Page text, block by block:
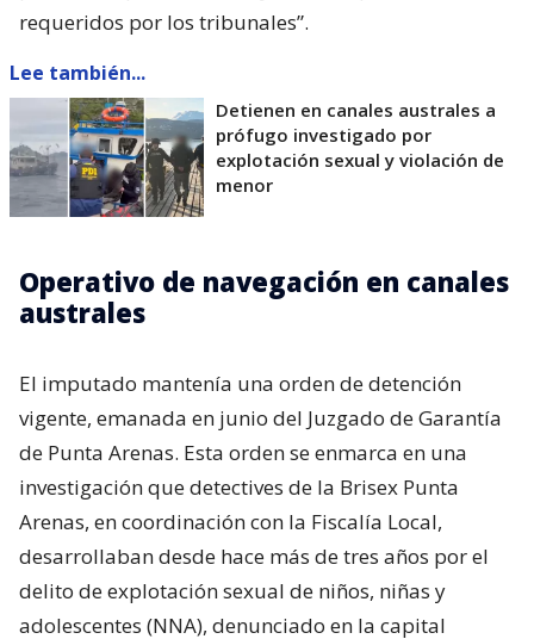
requeridos por los tribunales”.
Lee también...
Detienen en canales australes a
prófugo investigado por
explotación sexual y violación de
menor
Operativo de navegación en canales
australes
El imputado mantenía una orden de detención
vigente, emanada en junio del Juzgado de Garantía
de Punta Arenas. Esta orden se enmarca en una
investigación que detectives de la Brisex Punta
Arenas, en coordinación con la Fiscalía Local,
desarrollaban desde hace más de tres años por el
delito de explotación sexual de niños, niñas y
adolescentes (NNA), denunciado en la capital